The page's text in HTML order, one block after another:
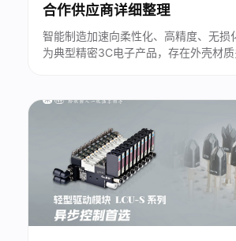
合作供应商详细整理
智能制造加速向柔性化、高精度、无损
为典型精密3C电子产品，存在外壳材